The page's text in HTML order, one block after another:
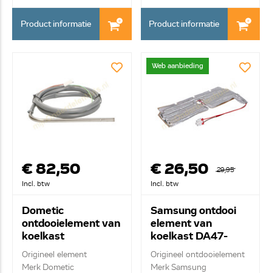
Product informatie Product informatie
€ 82,50
Incl. btw
Dometic
ontdooielement van
koelkast
289081504
Origineel element
Merk Dometic
Web aanbieding
€ 26,50
29,95
Incl. btw
Samsung ontdooi
element van
koelkast DA47-
00038B
Origineel ontdooielement
Merk Samsung